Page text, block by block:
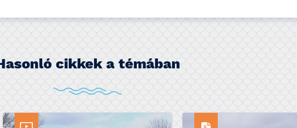
cikkek a témában